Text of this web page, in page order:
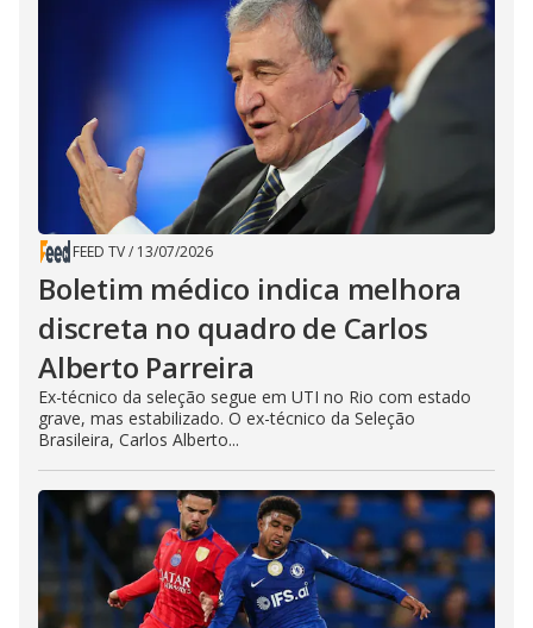
FEED TV/ 13/07/2026
Boletim médico indica melhora
discreta no quadro de Carlos
Alberto Parreira
Ex-técnico da seleção segue em UTI no Rio com estado
grave, mas estabilizado. O ex-técnico da Seleção
Brasileira, Carlos Alberto...